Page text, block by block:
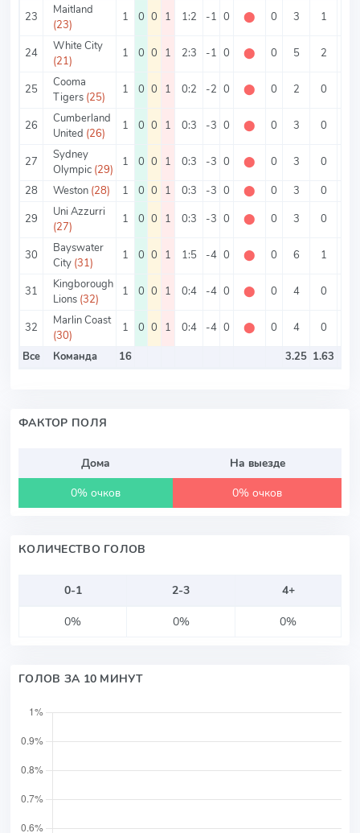
23
Maitland
(23)
1 0 0 1 1:2 -1 0 ⬤ 0 3 1
24
White City
(21)
1 0 0 1 2:3 -1 0 ⬤ 0 5 2
25
Cooma
Tigers (25)
1 0 0 1 0:2 -2 0 ⬤ 0 2 0
26
Cumberland
United (26)
1 0 0 1 0:3 -3 0 ⬤ 0 3 0
27
Sydney
Olympic (29)
1 0 0 1 0:3 -3 0 ⬤ 0 3 0
28
Weston (28) 1 0 0 1 0:3 -3 0 ⬤ 0 3 0
29
Uni Azzurri
(27)
1 0 0 1 0:3 -3 0 ⬤ 0 3 0
30
Bayswater
City (31)
1 0 0 1 1:5 -4 0 ⬤ 0 6 1
31
Kingborough
Lions (32)
1 0 0 1 0:4 -4 0 ⬤ 0 4 0
32
Marlin Coast
(30)
1 0 0 1 0:4 -4 0 ⬤ 0 4 0
Все
Команда 16 3.25 1.63
ФАКТОР ПОЛЯ
Дома
На выезде
0% очков
0% очков
КОЛИЧЕСТВО ГОЛОВ
0-1 2-3
4+
0%
0% 0%
ГОЛОВ ЗА 10 МИНУТ